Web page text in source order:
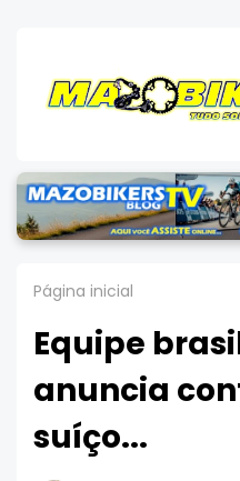
Página inicial
Equipe
anuncia
suíço...